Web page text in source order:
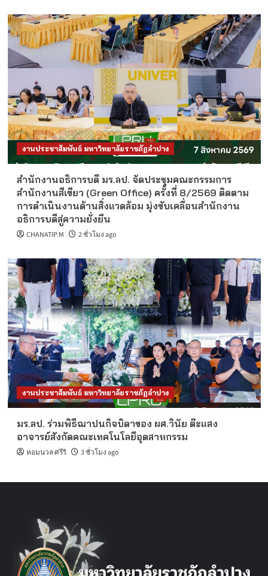
งานประชาสัมพันธ์ มหาวิทยาลัยราชภัฏลำปาง
สำนักงานอธิการบดี มร.ลป. จัดประชุมคณะกรรมการ
สำนักงานสีเขียว (Green Office) ครั้งที่ 8/2569 ติดตาม
การดำเนินงานด้านสิ่งแวดล้อม มุ่งขับเคลื่อนสำนักงาน
อธิการบดีสู่ความยั่งยืน
CHANATIP.M 2 ชั่วโมง ago
งานประชาสัมพันธ์ มหาวิทยาลัยราชภัฏลำปาง
มร.ลป. ร่วมพิธีฌาปนกิจบิดาของ ผศ.วินัย ต๊ะแสง
อาจารย์สังกัดคณะเทคโนโลยีอุตสาหกรรม
หอมนวล ศรีริ 3 ชั่วโมง ago